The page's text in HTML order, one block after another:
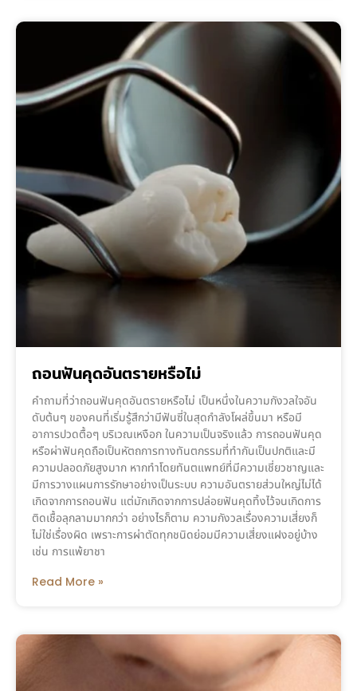
ถอนฟันคุดอันตรายหรือไม่
คำถามที่ว่าถอนฟันคุดอันตรายหรือไม่ เป็นหนึ่งในความกังวลใจอัน
ดับต้นๆ ของคนที่เริ่มรู้สึกว่ามีฟันซี่ในสุดกำลังโผล่ขึ้นมา หรือมี
อาการปวดตื้อๆ บริเวณเหงือก ในความเป็นจริงแล้ว การถอนฟันคุด
หรือผ่าฟันคุดถือเป็นหัตถการทางทันตกรรมที่ทำกันเป็นปกติและมี
ความปลอดภัยสูงมาก หากทำโดยทันตแพทย์ที่มีความเชี่ยวชาญและ
มีการวางแผนการรักษาอย่างเป็นระบบ ความอันตรายส่วนใหญ่ไม่ได้
เกิดจากการถอนฟัน แต่มักเกิดจากการปล่อยฟันคุดทิ้งไว้จนเกิดการ
ติดเชื้อลุกลามมากกว่า อย่างไรก็ตาม ความกังวลเรื่องความเสี่ยงก็
ไม่ใช่เรื่องผิด เพราะการผ่าตัดทุกชนิดย่อมมีความเสี่ยงแฝงอยู่บ้าง
เช่น การแพ้ยาชา
Read More »